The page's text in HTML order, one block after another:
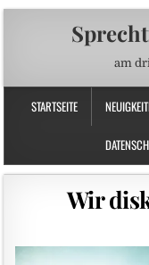
am
STARTSEITE
Wir